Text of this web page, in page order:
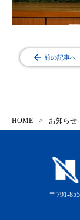
前の記事へ
HOME お知らせ
〒791-